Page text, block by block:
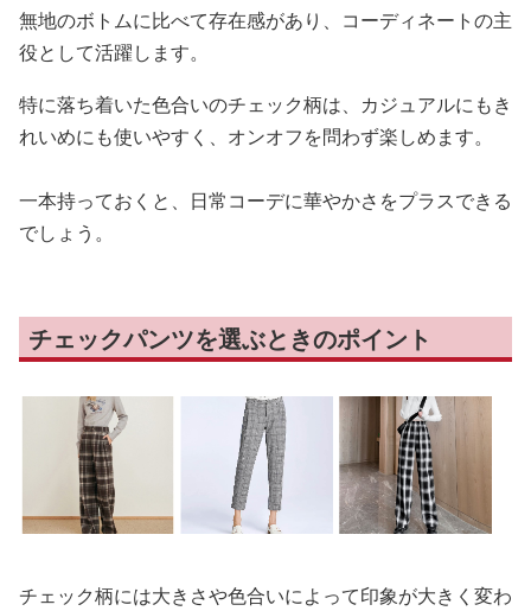
無地のボトムに比べて存在感があり、コーディネートの主
役として活躍します。
特に落ち着いた色合いのチェック柄は、カジュアルにもき
れいめにも使いやすく、オンオフを問わず楽しめます。
一本持っておくと、日常コーデに華やかさをプラスできる
でしょう。
チェックパンツを選ぶときのポイント
チェック柄には大きさや色合いによって印象が大きく変わ